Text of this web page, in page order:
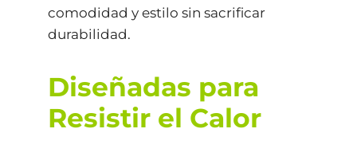
comodidad y estilo sin sacrificar
durabilidad.
Diseñadas para
Resistir el Calor